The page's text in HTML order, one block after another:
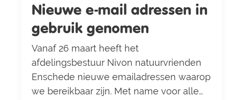
Nieuwe e-mail adressen in
gebruik genomen
Vanaf 26 maart heeft het
afdelingsbestuur Nivon natuurvrienden
Enschede nieuwe emailadressen waarop
we bereikbaar zijn. Met name voor alle